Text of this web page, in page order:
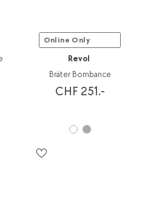
Online Only
Revol
Bräter Bombance
CHF 251.-